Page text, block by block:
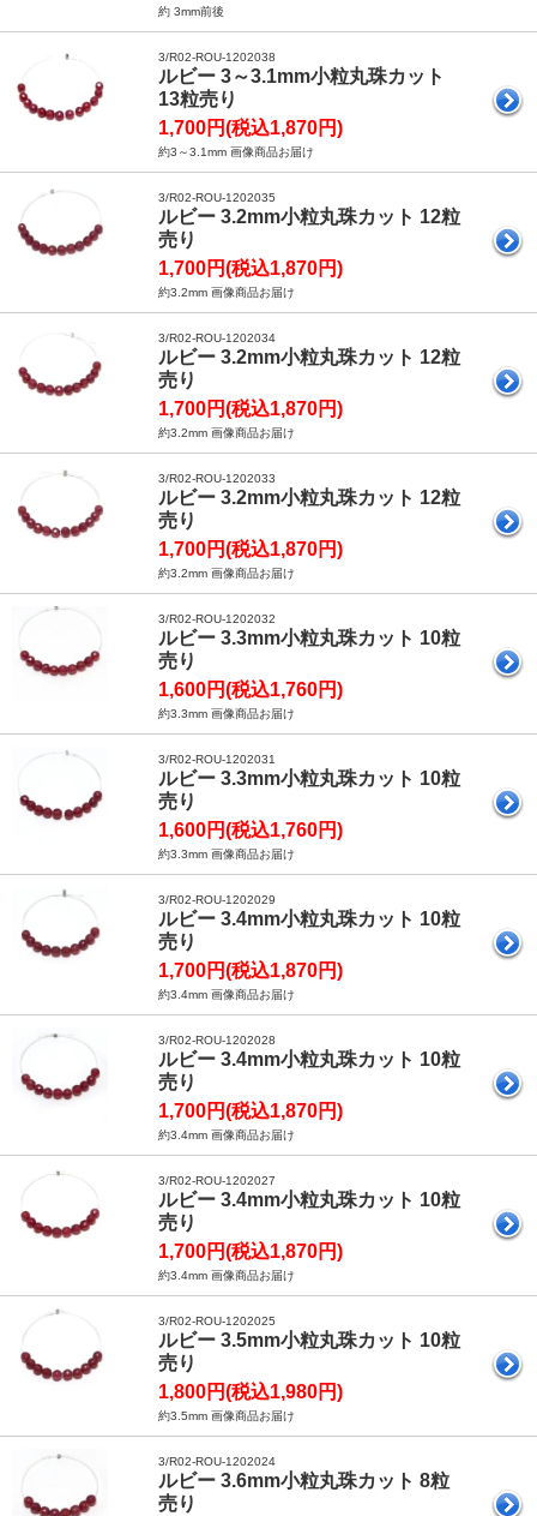
約 3mm前後
3/R02-ROU-1202038
ルビー 3～3.1mm小粒丸珠カット
13粒売り
1,700円(税込1,870円)
約3～3.1mm 画像商品お届け
3/R02-ROU-1202035
ルビー 3.2mm小粒丸珠カット 12粒
売り
1,700円(税込1,870円)
約3.2mm 画像商品お届け
3/R02-ROU-1202034
ルビー 3.2mm小粒丸珠カット 12粒
売り
1,700円(税込1,870円)
約3.2mm 画像商品お届け
3/R02-ROU-1202033
ルビー 3.2mm小粒丸珠カット 12粒
売り
1,700円(税込1,870円)
約3.2mm 画像商品お届け
3/R02-ROU-1202032
ルビー 3.3mm小粒丸珠カット 10粒
売り
1,600円(税込1,760円)
約3.3mm 画像商品お届け
3/R02-ROU-1202031
ルビー 3.3mm小粒丸珠カット 10粒
売り
1,600円(税込1,760円)
約3.3mm 画像商品お届け
3/R02-ROU-1202029
ルビー 3.4mm小粒丸珠カット 10粒
売り
1,700円(税込1,870円)
約3.4mm 画像商品お届け
3/R02-ROU-1202028
ルビー 3.4mm小粒丸珠カット 10粒
売り
1,700円(税込1,870円)
約3.4mm 画像商品お届け
3/R02-ROU-1202027
ルビー 3.4mm小粒丸珠カット 10粒
売り
1,700円(税込1,870円)
約3.4mm 画像商品お届け
3/R02-ROU-1202025
ルビー 3.5mm小粒丸珠カット 10粒
売り
1,800円(税込1,980円)
約3.5mm 画像商品お届け
3/R02-ROU-1202024
ルビー 3.6mm小粒丸珠カット 8粒
売り